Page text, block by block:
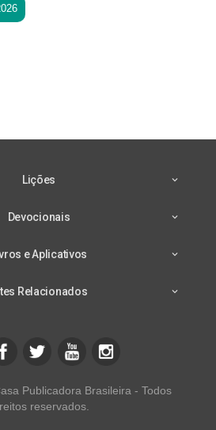
Lições
Devocionais
e Aplicativos
Relacionados
Publicadora Brasileira - Todos
reservados.